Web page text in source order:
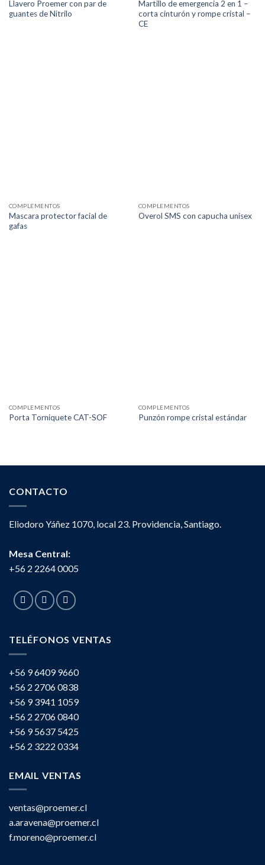
Llavero Proemer con par de
guantes de Nitrilo
Martillo de emergencia 2 en 1 –
corta cinturón y rompe cristal –
CE
COMPLEMENTOS
Mascara protector facial de
gafas
COMPLEMENTOS
Overol SMS con capucha unisex
COMPLEMENTOS
Porta Torniquete CAT-SOF
COMPLEMENTOS
Punzón rompe cristal estándar
CONTACTO
Eliodoro Yáñez 1070, local 23. Providencia, Santiago.
Mesa Central:
+56 2 2264 0005
TELÉFONOS VENTAS
+56 9 6409 9660
+56 2 2706 0838
+56 9 3941 1059
+56 2 2706 0840
+56 9 5637 5425
+56 2 3222 0334
EMAIL VENTAS
ventas@proemer.cl
a.aravena@proemer.cl
f.moreno@proemer.cl